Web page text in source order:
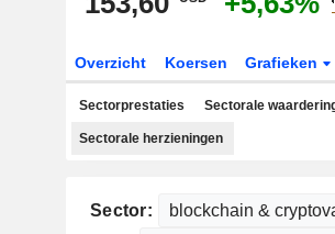
Overzicht Koersen Grafieken
Sectorprestaties Sectorale
Sectorale herzieningen
Sector: